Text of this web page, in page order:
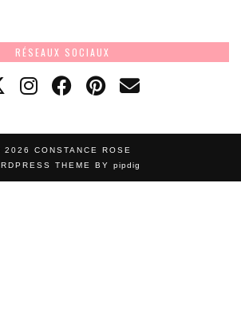
RÉSEAUX SOCIAUX
2026 CONSTANCE ROSE
THEME BY pipdig